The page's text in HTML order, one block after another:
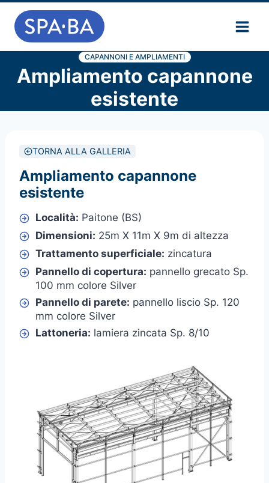
contenuto
CAPANNONI E AMPLIAMENTI
Ampliamento capannone
esistente
TORNA ALLA GALLERIA
Ampliamento capannone
esistente
Località: Paitone (BS)
Dimensioni: 25m X 11m X 9m di altezza
Trattamento superficiale: zincatura
Pannello di copertura: pannello grecato Sp.
100 mm colore Silver
Pannello di parete: pannello liscio Sp. 120
mm colore Silver
Lattoneria: lamiera zincata Sp. 8/10